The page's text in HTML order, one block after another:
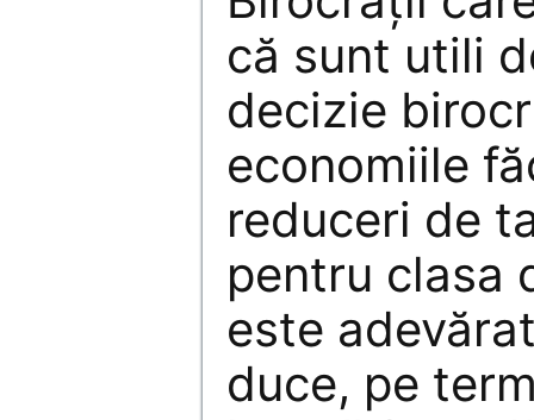
că sunt utili
decizie
economiile
reduceri de
pentru clasa
este
duce, pe